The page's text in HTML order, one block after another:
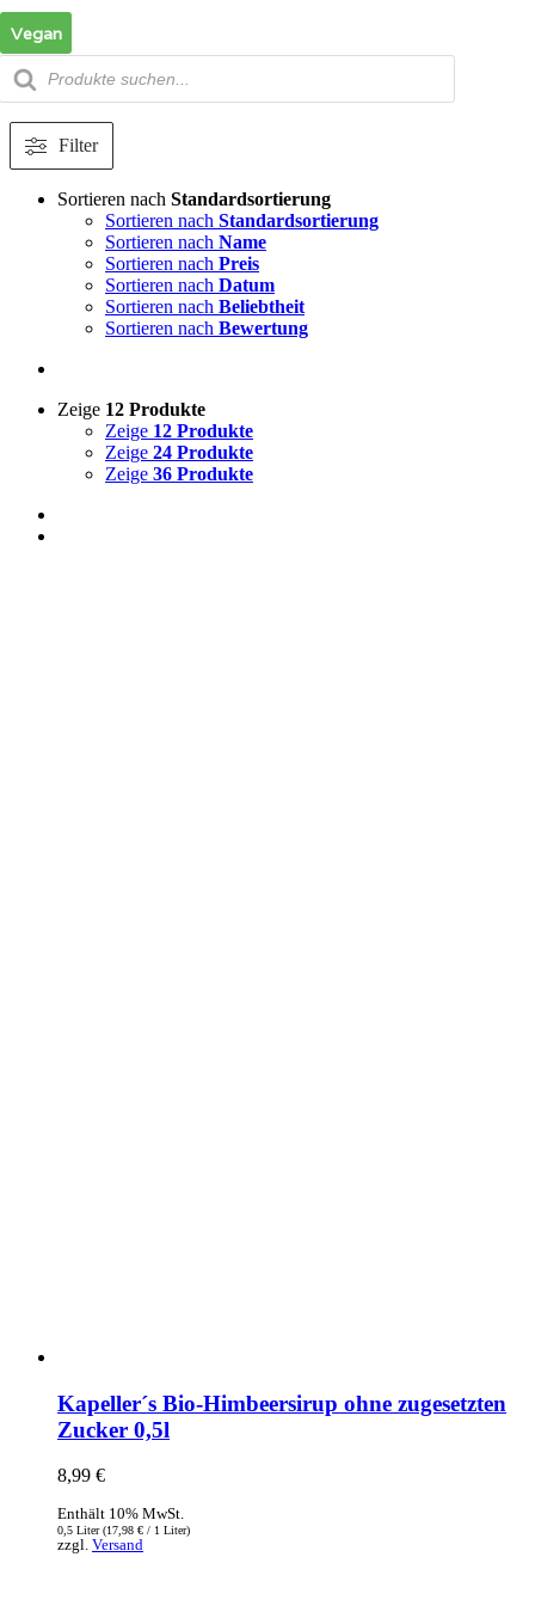
Inhalt
springen
Products
search
Filter
Sortieren nach Standardsortierung
Sortieren nach Standardsortierung
Sortieren nach Name
Sortieren nach Preis
Sortieren nach Datum
Sortieren nach Beliebtheit
Sortieren nach Bewertung
Zeige 12 Produkte
Zeige 12 Produkte
Zeige 24 Produkte
Zeige 36 Produkte
Vegan
Kapeller´s Bio-Himbeersirup ohne zugesetzten
Zucker 0,5l
8,99 €
Enthält 10% MwSt.
0,5 Liter (17,98 € / 1 Liter)
zzgl. Versand